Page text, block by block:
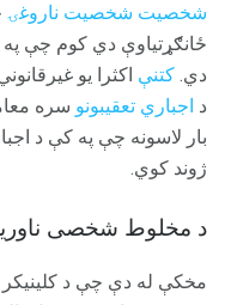
شخصیت شخصیت ناروغۍ
ځانګړتیاوې دي کوم چې
دي. کتنې اکثرا یو
د اجباري تعقیبونو سره
بار لاسونه چې په کې د
ژوند کوي.
د مخلوط شخصی
مخکې له دې چې د